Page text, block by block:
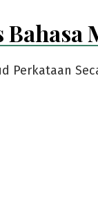
Bahasa
Perkataan